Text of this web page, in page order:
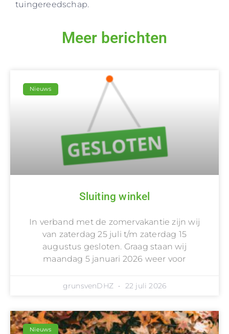
tuingereedschap.
Meer berichten
Nieuws
Sluiting winkel
In verband met de zomervakantie zijn wij
van zaterdag 25 juli t/m zaterdag 15
augustus gesloten. Graag staan wij
maandag 5 januari 2026 weer voor
grunsvenDHZ 22 juli 2026
Nieuws